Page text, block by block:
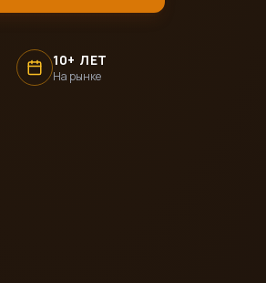
10+ ЛЕТ
На рынке